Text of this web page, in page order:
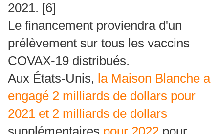
2021. [6]
Le financement proviendra d'un
prélèvement sur tous les vaccins
COVAX-19 distribués.
Aux États-Unis, la Maison Blanche a
engagé 2 milliards de dollars pour
2021 et 2 milliards de dollars